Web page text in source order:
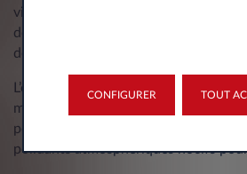
vignette Crit’Air permet aux
des mesures à même de limiter les
des véhicules les plus polluants.
L’objectif est d’essayerd’améliorer la
milieu urbain en limitant l’accès des
polluants. Cela contribue à réduire les
polluants atmosphériques nocifs
CONFIGURER TOUT